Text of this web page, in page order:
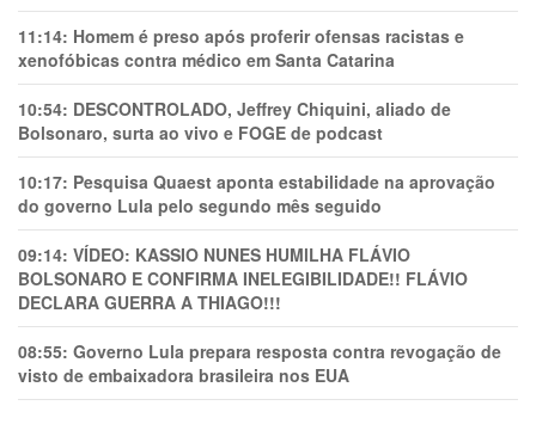
11:14: Homem é preso após proferir ofensas racistas e
xenofóbicas contra médico em Santa Catarina
10:54: DESCONTROLADO, Jeffrey Chiquini, aliado de
Bolsonaro, surta ao vivo e FOGE de podcast
10:17: Pesquisa Quaest aponta estabilidade na aprovação
do governo Lula pelo segundo mês seguido
09:14: VÍDEO: KASSIO NUNES HUMlLHA FLÁVIO
BOLSONARO E CONFIRMA INELEGIBILIDADE!! FLÁVIO
DECLARA GUERRA A THIAGO!!!
08:55: Governo Lula prepara resposta contra revogação de
visto de embaixadora brasileira nos EUA